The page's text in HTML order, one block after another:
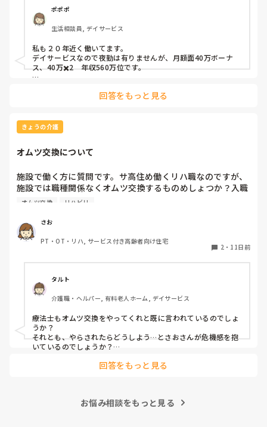
ケアマネ兼務で18年近く頑張りましたが業績悪化で給料50
万近くダウンし退職。最後年収400万でした。18年間サービ
ス残業
④老健
ケアマネ業務なしで前の職場とやる事はそこまで変わりませ
んが、年収530万になりました。
ポポポ
生活相談員, デイサービス
私も２０年近く働いてます。
デイサービスなので夜勤は有りませんが、月額面40万ボーナ
ス、40万✖️2　年収560万位です。
回答をもっと見る
きょうの介護
オムツ交換について
施設で働く方に質問です。サ高住め働くリハ職なのですが、
施設では職種関係なくオムツ交換するものめしょつか？入職
した当初は、オムツ交換をヘルパーさんにお願いしていまし
が、今は、状況的に誰もいないとやらざるおえない状況で
す。
オムツ交換 リハビリ
さお
PT・OT・リハ, サービス付き高齢者向け住宅
2 ・ 11日前
タルト
介護職・ヘルパー, 有料老人ホーム, デイサービス
療法士もオムツ交換をやってくれと既に言われているのでしょ
うか？
それとも、やらされたらどうしよう…とさおさんが危機感を抱
いているのでしょうか？
当方回復期に勤めております。人手不足ではなく、療法士もや
その辞めた人は不潔がイヤでオムツ交換はリハの仕事じゃない
回答をもっと見る
お悩み相談をもっと見る